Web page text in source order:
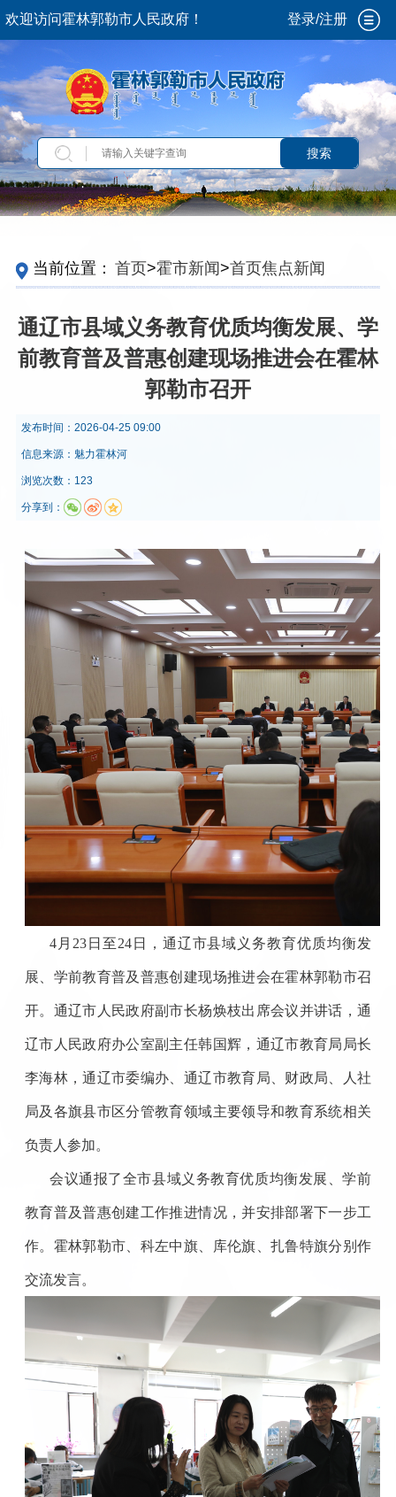
欢迎访问霍林郭勒市人民政府！ 登录/注册
搜索
当前位置： 首页>霍市新闻>首页焦点新闻
通辽市县域义务教育优质均衡发展、学
前教育普及普惠创建现场推进会在霍林
郭勒市召开
发布时间： 2026-04-25 09:00
信息来源： 魅力霍林河
浏览次数：123
分享到：
4月23日至24日，通辽市县域义务教育优质均衡发
展、学前教育普及普惠创建现场推进会在霍林郭勒市召
开。通辽市人民政府副市长杨焕枝出席会议并讲话，通
辽市人民政府办公室副主任韩国辉，通辽市教育局局长
李海林，通辽市委编办、通辽市教育局、财政局、人社
局及各旗县市区分管教育领域主要领导和教育系统相关
负责人参加。
会议通报了全市县域义务教育优质均衡发展、学前
教育普及普惠创建工作推进情况，并安排部署下一步工
作。霍林郭勒市、科左中旗、库伦旗、扎鲁特旗分别作
交流发言。